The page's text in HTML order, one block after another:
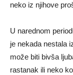
neko iz njihove
U narednom
je nekada nestala
može biti bivša
rastanak ili neko